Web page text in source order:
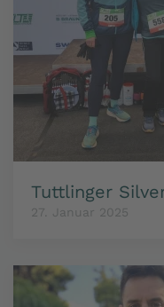
Tuttlinger
27. Januar 2025